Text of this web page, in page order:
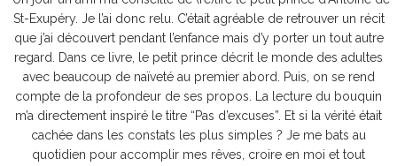
St-Exupéry. Je l’ai donc relu. C’était agréable de retrouver un récit
que j’ai découvert pendant l’enfance mais d’y porter un tout autre
regard. Dans ce livre, le petit prince décrit le monde des adultes
avec beaucoup de naïveté au premier abord. Puis, on se rend
compte de la profondeur de ses propos. La lecture du bouquin
m’a directement inspiré le titre “Pas d’excuses”. Et si la vérité était
cachée dans les constats les plus simples ? Je me bats au
quotidien pour accomplir mes rêves, croire en moi et tout